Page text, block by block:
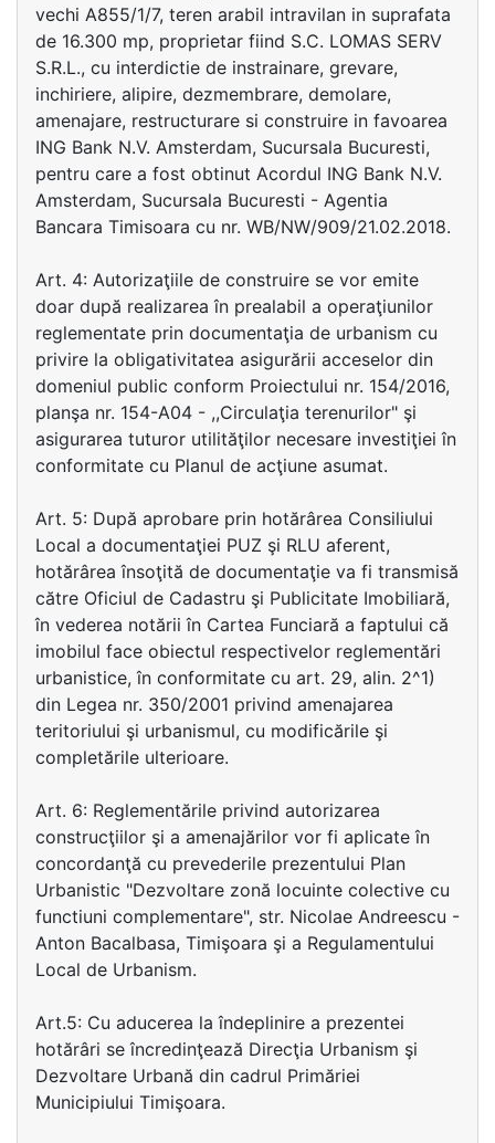
vechi A855/1/7, teren arabil intravilan in suprafata
de 16.300 mp, proprietar fiind S.C. LOMAS SERV
S.R.L., cu interdictie de instrainare, grevare,
inchiriere, alipire, dezmembrare, demolare,
amenajare, restructurare si construire in favoarea
ING Bank N.V. Amsterdam, Sucursala Bucuresti,
pentru care a fost obtinut Acordul ING Bank N.V.
Amsterdam, Sucursala Bucuresti - Agentia
Bancara Timisoara cu nr. WB/NW/909/21.02.2018.
Art. 4: Autorizaţiile de construire se vor emite
doar după realizarea în prealabil a operaţiunilor
reglementate prin documentaţia de urbanism cu
privire la obligativitatea asigurării acceselor din
domeniul public conform Proiectului nr. 154/2016,
planşa nr. 154-A04 - ,,Circulaţia terenurilor" şi
asigurarea tuturor utilităţilor necesare investiţiei în
conformitate cu Planul de acţiune asumat.
Art. 5: După aprobare prin hotărârea Consiliului
Local a documentaţiei PUZ şi RLU aferent,
hotărârea însoţită de documentaţie va fi transmisă
către Oficiul de Cadastru şi Publicitate Imobiliară,
în vederea notării în Cartea Funciară a faptului că
imobilul face obiectul respectivelor reglementări
urbanistice, în conformitate cu art. 29, alin. 2^1)
din Legea nr. 350/2001 privind amenajarea
teritoriului şi urbanismul, cu modificările şi
completările ulterioare.
Art. 6: Reglementările privind autorizarea
construcţiilor şi a amenajărilor vor fi aplicate în
concordanţă cu prevederile prezentului Plan
Urbanistic "Dezvoltare zonă locuinte colective cu
functiuni complementare", str. Nicolae Andreescu -
Anton Bacalbasa, Timişoara şi a Regulamentului
Local de Urbanism.
Art.5: Cu aducerea la îndeplinire a prezentei
hotărâri se încredinţează Direcţia Urbanism şi
Dezvoltare Urbană din cadrul Primăriei
Municipiului Timişoara.